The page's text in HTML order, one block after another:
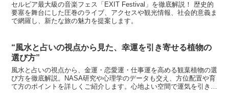
セルビア最大級の音楽フェス「EXIT Festival」を徹底解説！ 歴史的
要塞を舞台にした圧巻のライブ、アクセスや観光情報、社会的意義ま
で網羅し、新たな旅の魅力を提案します。
“風水と占いの視点から見た、幸運を引き寄せる植物の
選び方”
風水と占いの視点から、金運・恋愛運・仕事運を高める観葉植物の選
び方を徹底解説。NASA研究や心理学のデータも交え、方位配置や育
て方のポイントを詳しくご紹介します。心地よい空間で運気を引き寄